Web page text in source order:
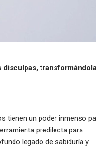
disculpas,
tienen un poder inmenso
predilecta para
legado de sabiduría y